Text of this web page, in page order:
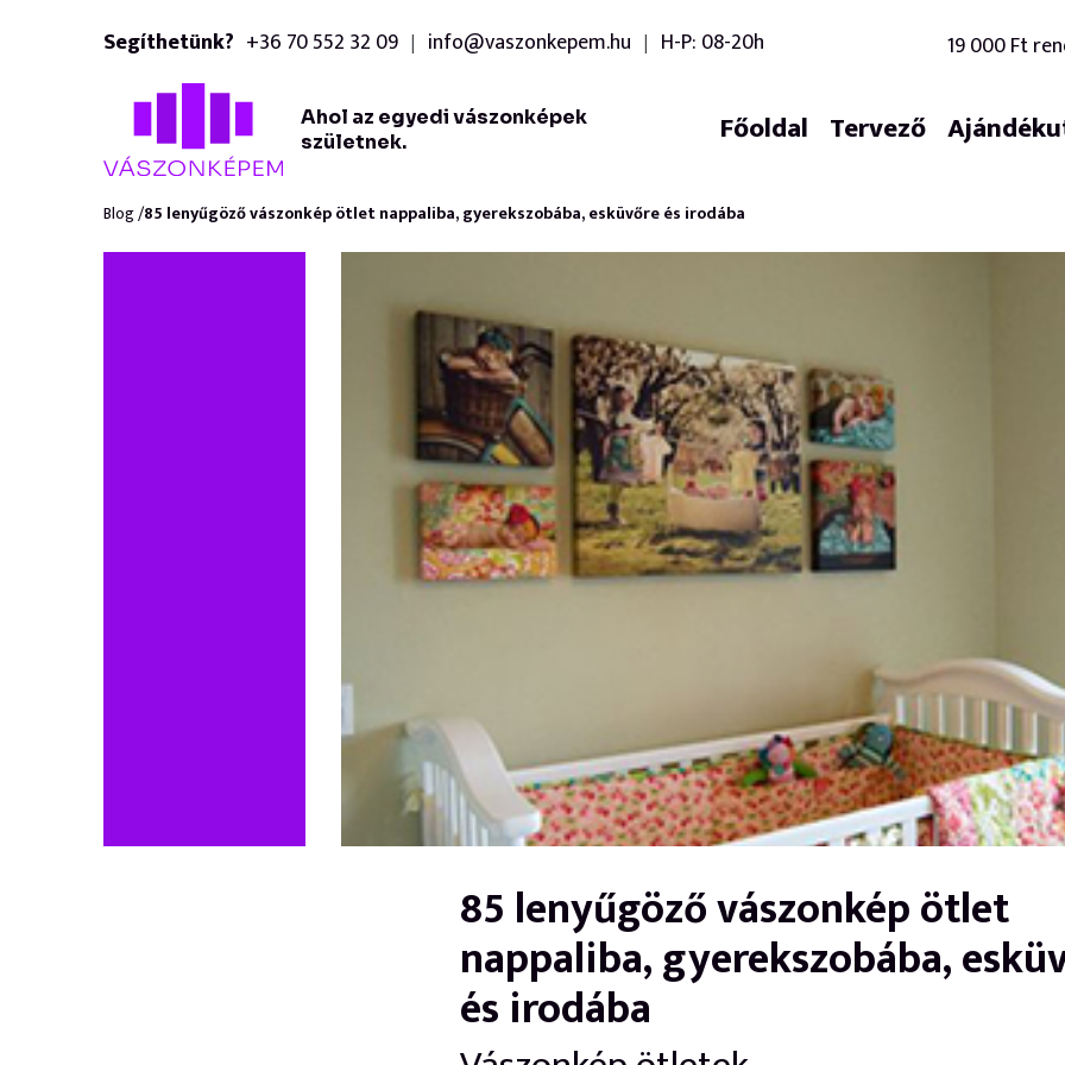
Segíthetünk? +36 70 552 32 09 info@vaszonkepem.hu H-P: 08-20h 19 000 Ft
Ahol az egyedi vászonképek
születnek.
Főoldal Tervező
Blog /85 lenyűgöző vászonkép ötlet nappaliba, gyerekszobába, esküvőre és irodába
85 lenyűgöző vászonkép ötlet
nappaliba, gyerekszobába,
és irodába